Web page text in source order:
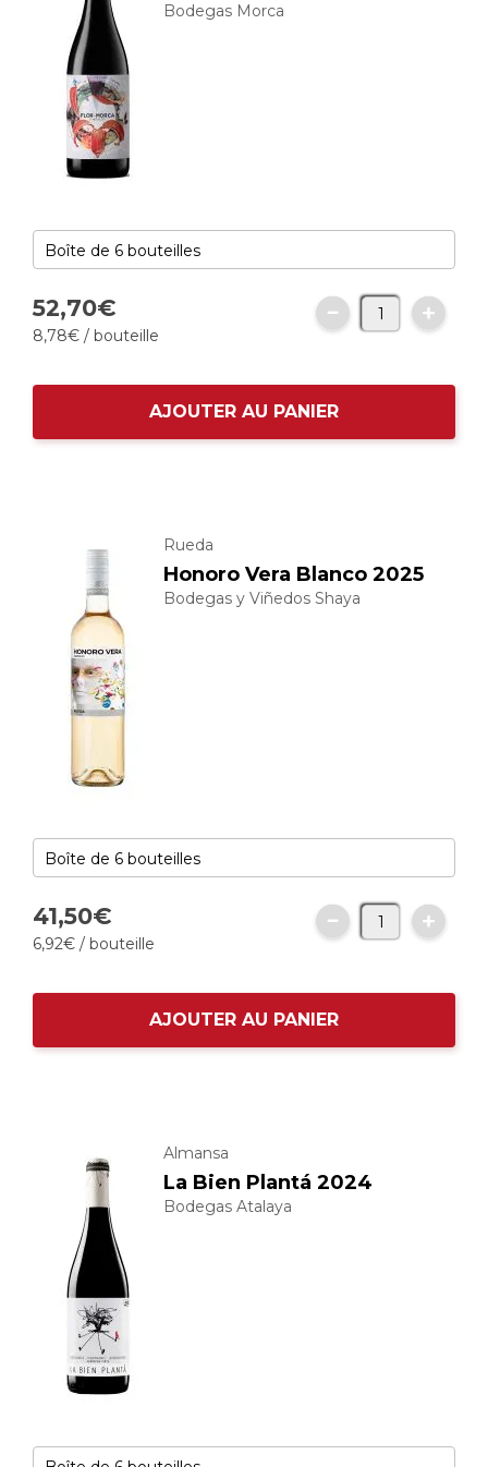
Bodegas Morca
52,70€
8,78€ / bouteille
AJOUTER AU PANIER
Rueda
Honoro Vera Blanco 2025
Bodegas y Viñedos Shaya
41,50€
6,92€ / bouteille
AJOUTER AU PANIER
Almansa
La Bien Plantá 2024
Bodegas Atalaya